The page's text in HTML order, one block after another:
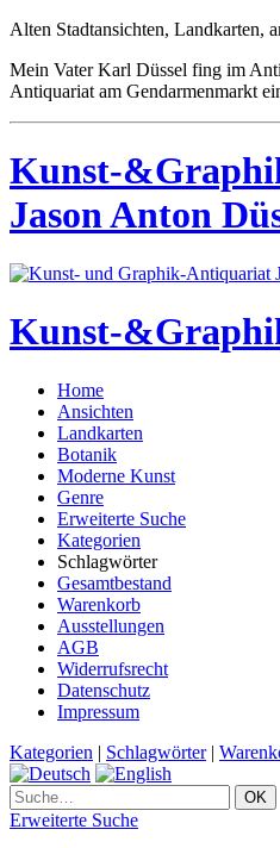
Alten Stadtansichten, Landkarten,
Mein Vater Karl Düssel fing im
Antiquariat am Gendarmenmarkt
Kunst-
Jason Anton
Kunst-
Home
Ansichten
Landkarten
Botanik
Moderne Kunst
Genre
Erweiterte Suche
Kategorien
Schlagwörter
Gesamtbestand
Warenkorb
Ausstellungen
AGB
Widerrufsrecht
Datenschutz
Impressum
Kategorien | Schlagwörter|
Erweiterte Suche